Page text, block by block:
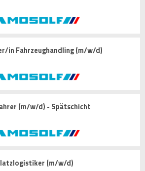
in Fahrzeughandling (m/w/d)
(m/w/d) - Spätschicht
(m/w/d)